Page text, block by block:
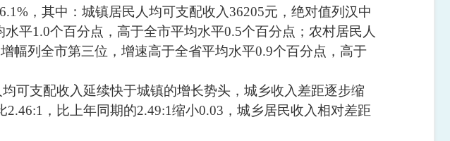
6.1% ，其中：城镇居民人均可支配收入 36205元，绝对值列汉中
水平1.0个百分点，高于全市平均水平0.5个百分点 ；农村居民人
增幅列全市第三位， 增速高于全省平均水平0.9个百分点，高于
均可支配收入延续快于城镇的增长势头，城乡收入差距逐步缩
2.46:1 ，比上年同期的2.49:1缩小0.03 ，城乡居民收入相对差距